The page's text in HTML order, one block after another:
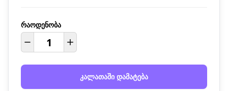
რაოდენობა
კალათაში დამატება